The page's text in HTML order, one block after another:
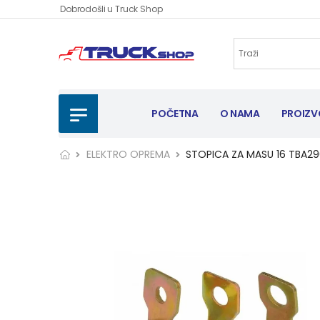
Dobrodošli u Truck Shop
POČETNA O NAMA
ELEKTRO OPREMA STOPICA ZA MASU 16